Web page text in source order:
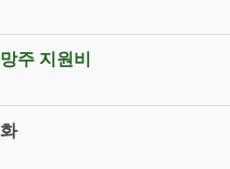
주 지원비